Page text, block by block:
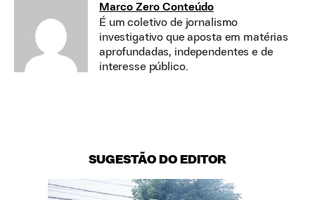
Marco Zero Conteúdo
É um coletivo de jornalismo
investigativo que aposta em matérias
aprofundadas, independentes e de
interesse público.
SUGESTÃO DO EDITOR